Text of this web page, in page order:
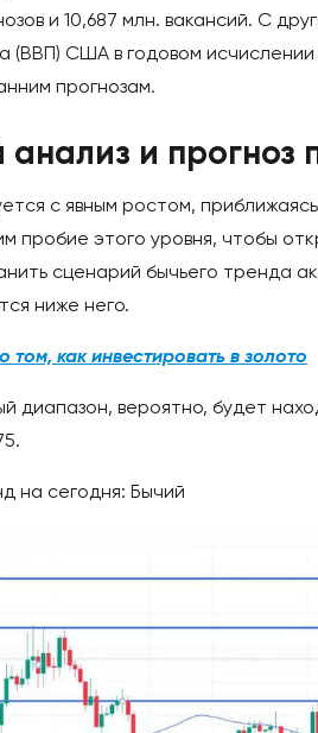
и 10,687 млн. вакансий. С
(ВВП) США в годовом
прогнозам.
анализ и прогноз
с явным ростом,
пробие этого уровня, чтобы
сценарий бычьего тренда
ниже него.
том, как инвестировать в золото
диапазон, вероятно, будет
на сегодня: Бычий